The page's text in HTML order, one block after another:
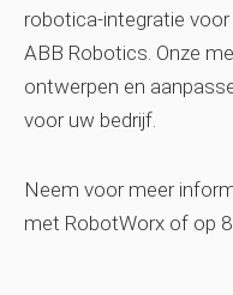
robotica-integratie
ABB Robotics. Onze
ontwerpen en
voor uw bedrijf.
Neem voor meer
met RobotWorx of op